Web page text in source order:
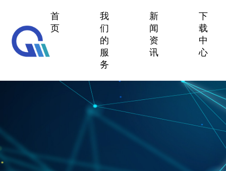
首
页
我
们
的
服
务
新
闻
资
讯
下
载
中
心